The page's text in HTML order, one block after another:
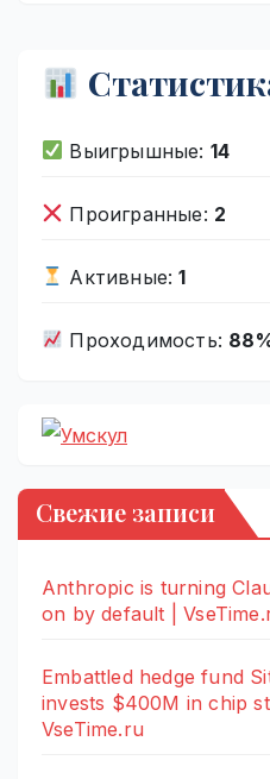
Выигрышные: 14
Проигранные: 2
Активные:1
Проходимость:
Свежие записи
Anthropic is turning
on by default |
Embattled hedge fund
invests $400M in chip
VseTime.ru